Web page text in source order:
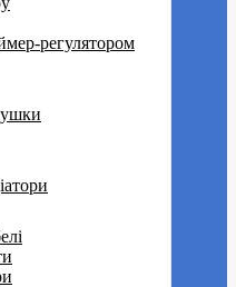
регулятором